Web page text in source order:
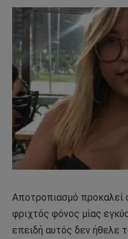
Αποτροπιασμό προκαλεί
φριχτός φόνος μίας
επειδή αυτός δεν ήθελε